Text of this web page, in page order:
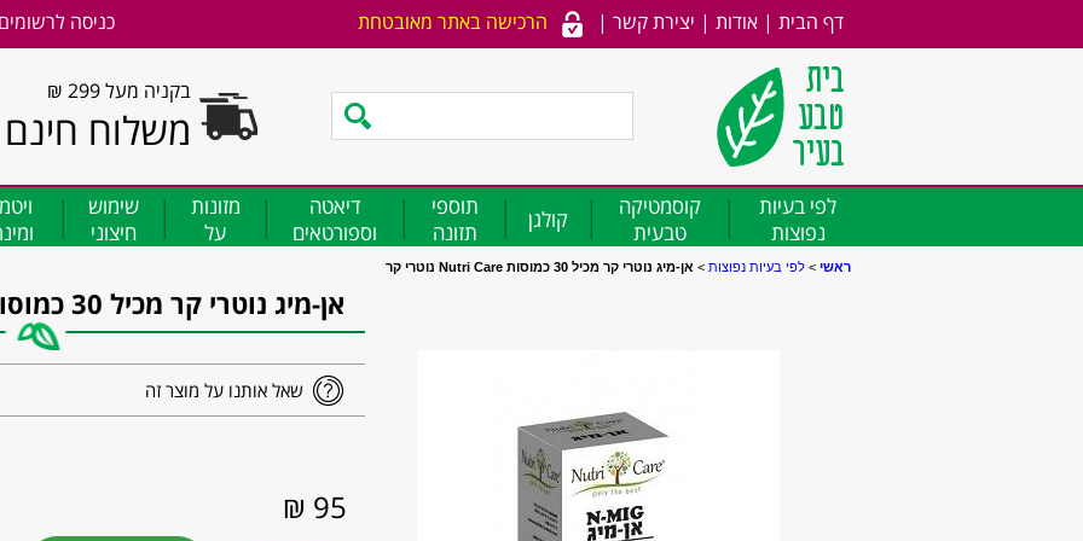
דף הבית | אודות | יצירת קשר | הרכישה באתר מאובטחת כניסה לרשומים
בקניה מעל 299 ₪
משלוח חינם
לפי בעיות
נפוצות
קוסמטיקה
טבעית
קולגן
תוספי
תזונה
דיאטה
וספורטאים
מזונות
על
שימוש
חיצוני
ראשי > לפי בעיות נפוצות > אן-מיג נוטרי קר מכיל 30 כמוסות Nutri Care נוטרי קר
אן-מיג נוטרי קר מכיל 30 כמוסות Nutri Care נוטרי קר
שאל אותנו על מוצר זה
95 ₪